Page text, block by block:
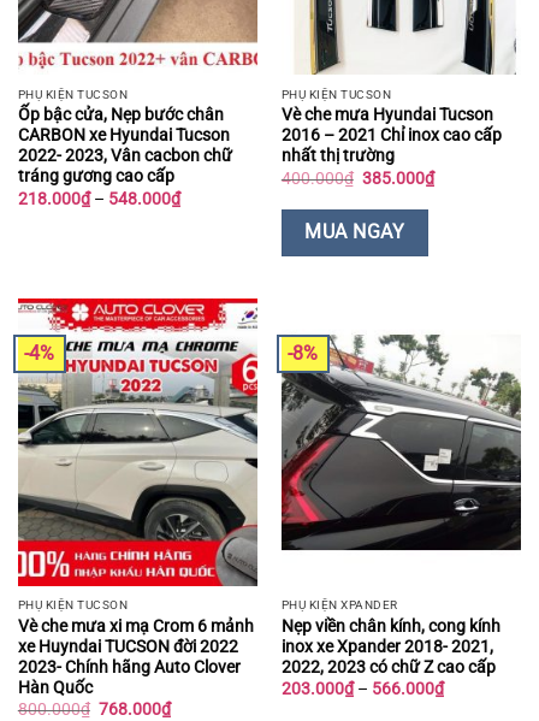
PHỤ KIỆN TUCSON
Ốp bậc cửa, Nẹp bước chân
CARBON xe Hyundai Tucson
2022- 2023, Vân cacbon chữ
tráng gương cao cấp
218.000₫ – 548.000₫Khoảng
giá:
PHỤ KIỆN TUCSON
Vè che mưa Hyundai Tucson
2016 – 2021 Chỉ inox cao cấp
nhất thị trường
400.000₫ Giá
là:
400.000₫.
385.000₫Giá
hiện
MUA NGAY
-4%
PHỤ KIỆN TUCSON
Vè che mưa xi mạ Crom 6 mảnh
xe Huyndai TUCSON đời 2022
2023- Chính hãng Auto Clover
Hàn Quốc
800.000₫ Giá
768.000₫Giá
-8%
PHỤ KIỆN XPANDER
Nẹp viền chân kính, cong kính
inox xe Xpander 2018- 2021,
2022, 2023 có chữ Z cao cấp
203.000₫ – 566.000₫Khoảng
giá: